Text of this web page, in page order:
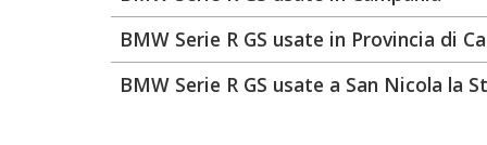
BMW Serie R GS usate in Provincia di
BMW Serie R GS usate a San Nicola la